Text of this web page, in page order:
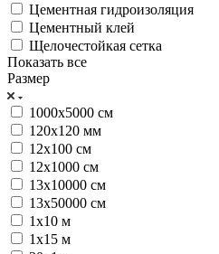
Цементная гидроизоляция
Цементный клей
Щелочестойкая сетка
Показать все
Размер
1000х5000 см
120х120 мм
12х100 см
12х1000 см
13х10000 см
13х50000 см
1х10 м
1х15 м